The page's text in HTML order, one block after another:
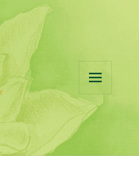
MENÜ
UND
WIDGETS